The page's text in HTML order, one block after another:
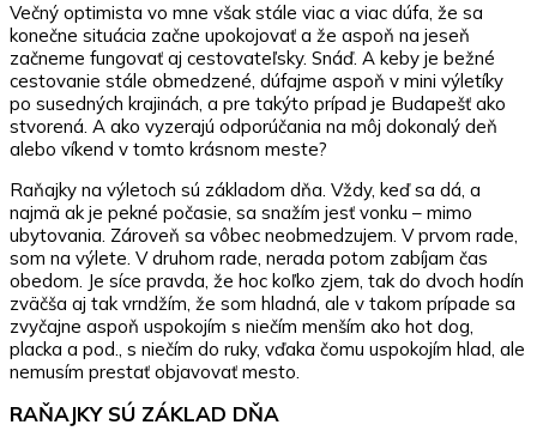
Večný optimista vo mne však stále viac a viac dúfa, že sa
konečne situácia začne upokojovať a že aspoň na jeseň
začneme fungovať aj cestovateľsky. Snáď. A keby je bežné
cestovanie stále obmedzené, dúfajme aspoň v mini výletíky
po susedných krajinách, a pre takýto prípad je Budapešť ako
stvorená. A ako vyzerajú odporúčania na môj dokonalý deň
alebo víkend v tomto krásnom meste?
Raňajky na výletoch sú základom dňa. Vždy, keď sa dá, a
najmä ak je pekné počasie, sa snažím jesť vonku – mimo
ubytovania. Zároveň sa vôbec neobmedzujem. V prvom rade,
som na výlete. V druhom rade, nerada potom zabíjam čas
obedom. Je síce pravda, že hoc koľko zjem, tak do dvoch hodín
zväčša aj tak vrndžím, že som hladná, ale v takom prípade sa
zvyčajne aspoň uspokojím s niečím menším ako hot dog,
placka a pod., s niečím do ruky, vďaka čomu uspokojím hlad, ale
nemusím prestať objavovať mesto.
RAŇAJKY SÚ ZÁKLAD DŇA